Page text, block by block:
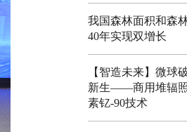
我国森林面积和森
40年实现双增长
【智造未来】微球
新生——商用堆辐
素钇-90技术